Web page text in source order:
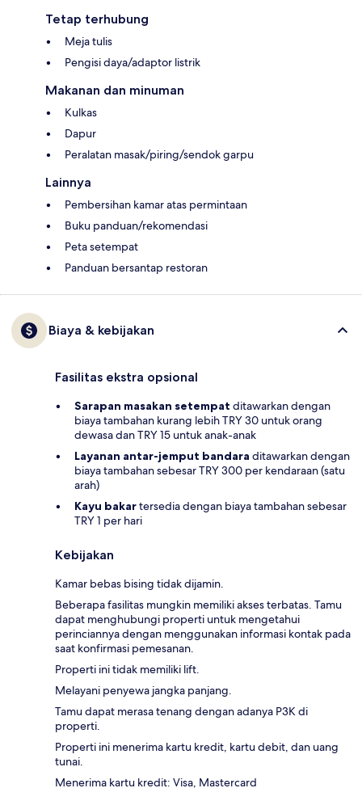
Tetap terhubung
Meja tulis
Pengisi daya/adaptor listrik
Makanan dan minuman
Kulkas
Dapur
Peralatan masak/piring/sendok garpu
Lainnya
Pembersihan kamar atas permintaan
Buku panduan/rekomendasi
Peta setempat
Panduan bersantap restoran
Biaya & kebijakan
Fasilitas ekstra opsional
Sarapan masakan setempat ditawarkan dengan
biaya tambahan kurang lebih TRY 30 untuk orang
dewasa dan TRY 15 untuk anak-anak
Layanan antar-jemput bandara ditawarkan dengan
biaya tambahan sebesar TRY 300 per kendaraan (satu
arah)
Kayu bakartersedia dengan biaya tambahan sebesar
TRY 1 per hari
Kebijakan
Kamar bebas bising tidak dijamin.
Beberapa fasilitas mungkin memiliki akses terbatas. Tamu
dapat menghubungi properti untuk mengetahui
perinciannya dengan menggunakan informasi kontak pada
saat konfirmasi pemesanan.
Properti ini tidak memiliki lift.
Melayani penyewa jangka panjang.
Tamu dapat merasa tenang dengan adanya P3K di
properti.
Properti ini menerima kartu kredit, kartu debit, dan uang
tunai.
Menerima kartu kredit: Visa, Mastercard